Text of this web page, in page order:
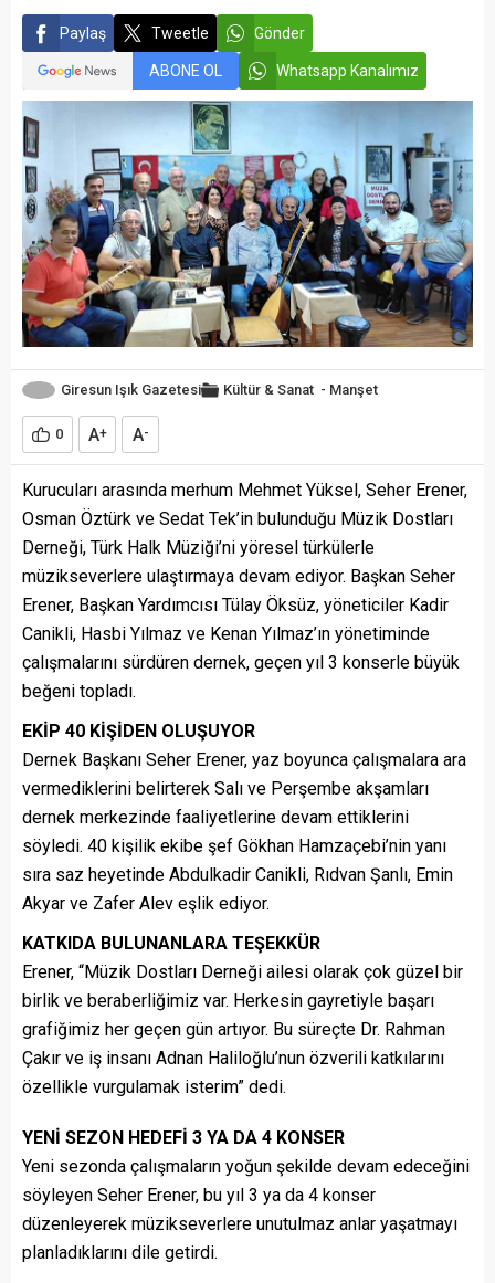
Paylaş Tweetle Gönder
ABONE OL Whatsapp Kanalımız
Giresun Işık Gazetesi Kültür & Sanat - Manşet
0 A+ A-
Kurucuları arasında merhum Mehmet Yüksel, Seher Erener,
Osman Öztürk ve Sedat Tek’in bulunduğu Müzik Dostları
Derneği, Türk Halk Müziği’ni yöresel türkülerle
müzikseverlere ulaştırmaya devam ediyor. Başkan Seher
Erener, Başkan Yardımcısı Tülay Öksüz, yöneticiler Kadir
Canikli, Hasbi Yılmaz ve Kenan Yılmaz’ın yönetiminde
çalışmalarını sürdüren dernek, geçen yıl 3 konserle büyük
beğeni topladı.
EKİP 40 KİŞİDEN OLUŞUYOR
Dernek Başkanı Seher Erener, yaz boyunca çalışmalara ara
vermediklerini belirterek Salı ve Perşembe akşamları
dernek merkezinde faaliyetlerine devam ettiklerini
söyledi. 40 kişilik ekibe şef Gökhan Hamzaçebi’nin yanı
sıra saz heyetinde Abdulkadir Canikli, Rıdvan Şanlı, Emin
Akyar ve Zafer Alev eşlik ediyor.
KATKIDA BULUNANLARA TEŞEKKÜR
Erener, “Müzik Dostları Derneği ailesi olarak çok güzel bir
birlik ve beraberliğimiz var. Herkesin gayretiyle başarı
grafiğimiz her geçen gün artıyor. Bu süreçte Dr. Rahman
Çakır ve iş insanı Adnan Haliloğlu’nun özverili katkılarını
özellikle vurgulamak isterim” dedi.
YENİ SEZON HEDEFİ 3 YA DA 4 KONSER
Yeni sezonda çalışmaların yoğun şekilde devam edeceğini
söyleyen Seher Erener, bu yıl 3 ya da 4 konser
düzenleyerek müzikseverlere unutulmaz anlar yaşatmayı
planladıklarını dile getirdi.